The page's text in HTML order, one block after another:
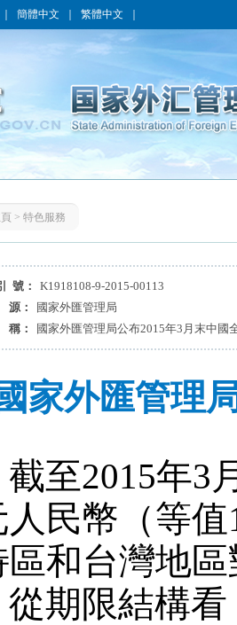
簡體中文 繁體中文
> 特色服務
號：
K1918108-9-2015-00113
：
國家外匯管理局
：
國家外匯管理局公布2015年3月末中國
國家外匯管理
截至2015年3
人民幣（等值
區和台灣地
從期限結構